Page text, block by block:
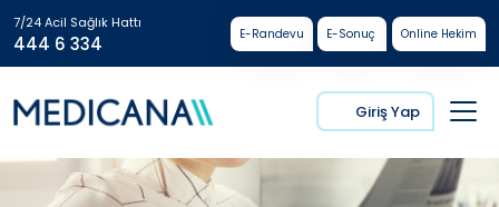
7/24 Acil Sağlık Hattı
444 6 334 E-Randevu E-Sonuç Online Hekim
Giriş Yap